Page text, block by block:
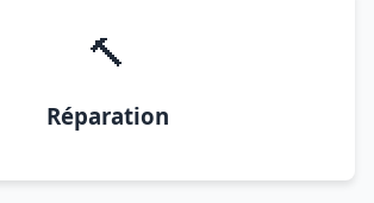
🔨
Réparation